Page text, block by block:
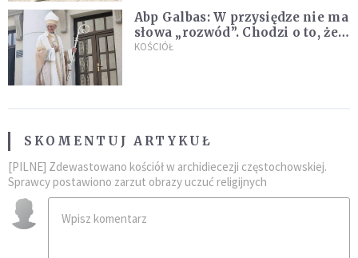
Abp Galbas: W przysiędze nie ma
słowa „rozwód”. Chodzi o to, że
„cię nie opuszczę”
KOŚCIÓŁ
SKOMENTUJ ARTYKUŁ
[PILNE] Zdewastowano kościół w archidiecezji częstochowskiej.
Sprawcy postawiono zarzut obrazy uczuć religijnych